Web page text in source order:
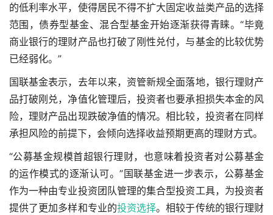
的低利率水平，使得居民不得不扩大固定收益类产品的选择
范围，债券型基金、混合型基金开始逐渐获得青睐。“毕竟
商业银行的理财产品也打破了刚性兑付，与基金的比较优势
已经弱化。”
国联基金表示，去年以来，资管新规全面落地，银行理财产
品打破刚兑，净值化管理后，投资者也要承担损失本金的风
险，理财产品出现跌破净值的情况。相比较，投资者在同样
承担风险的前提下，会倾向选择收益预期更高的理财方式。
“公募基金规模首超银行理财，也意味着投资者对公募基金
的运作模式的逐渐认可。”国联基金进一步表示，公募基金
作为一种由专业投资团队管理的集合型投资工具，为投资者
提供了更加多样和专业的投资选择。相较于传统的银行理财